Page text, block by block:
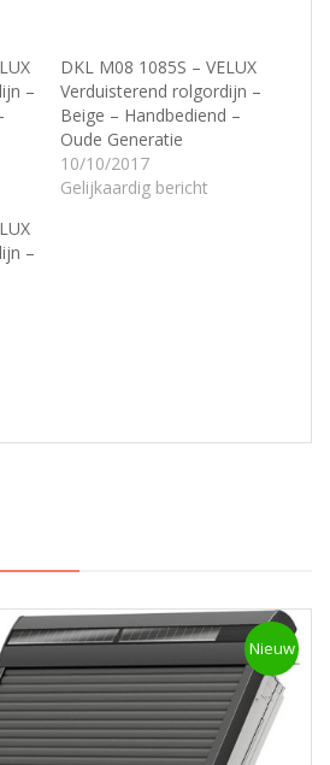
–
DKL M08 1085S – VELUX
Verduisterend rolgordijn –
Beige – Handbediend –
Oude Generatie
10/10/2017
Gelijkaardig bericht
–
Nieuw